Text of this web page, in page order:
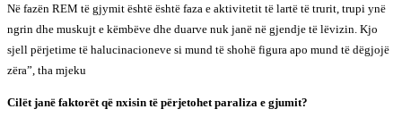
Në fazën REM të gjymit është është faza e aktivitetit të lartë të trurit, trupi ynë
ngrin dhe muskujt e këmbëve dhe duarve nuk janë në gjendje të lëvizin. Kjo
sjell përjetime të halucinacioneve si mund të shohë figura apo mund të dëgjojë
zëra”, tha mjeku
Cilët janë faktorët që nxisin të përjetohet paraliza e gjumit?